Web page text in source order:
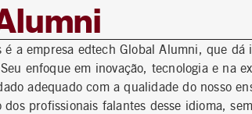
a empresa edtech Global Alumni, que
enfoque em inovação, tecnologia e na
adequado com a qualidade do nosso
profissionais falantes desse idioma,